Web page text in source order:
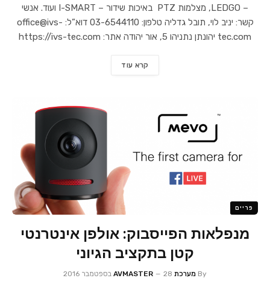
– LEDGO, מצלמות PTZ באיכות שידור – I-SMART ועוד. אנשי
קשר: יניב לוי, תובל גדליה טלפון: 03-6544110 דוא”ל: office@ivs-
tec.com יהונתן נתניהו 5, אור יהודה אתר: https://ivs-tec.com
קרא עוד
פריים
מנפלאות הפייסבוק: אולפן אינטרנטי
קטן בתקציב הגיוני
By מערכת AVMASTER 28 בספטמבר 2016